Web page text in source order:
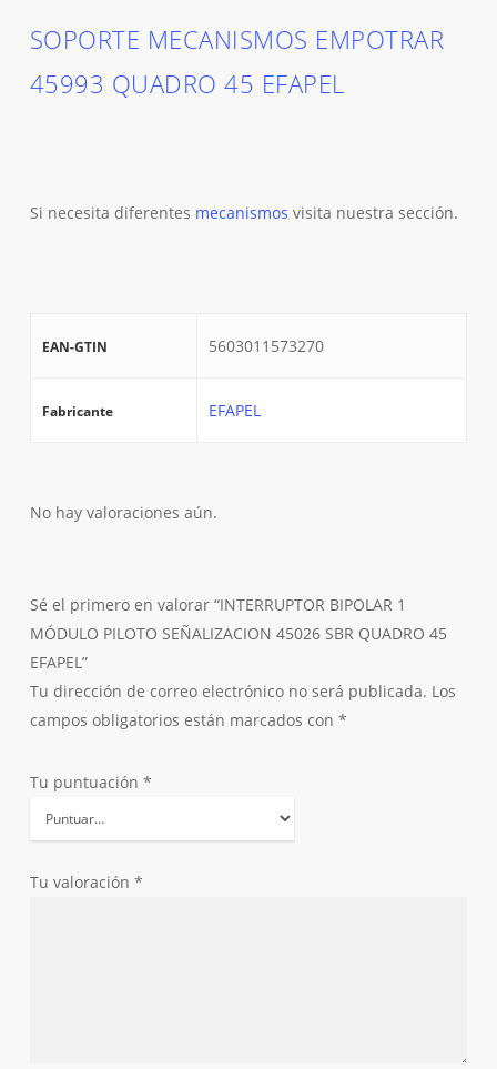
SOPORTE MECANISMOS EMPOTRAR
45993 QUADRO 45 EFAPEL
Si necesita diferentes mecanismos visita nuestra sección.
EAN-GTIN 5603011573270
Fabricante EFAPEL
No hay valoraciones aún.
Sé el primero en valorar “INTERRUPTOR BIPOLAR 1
MÓDULO PILOTO SEÑALIZACION 45026 SBR QUADRO 45
EFAPEL”
Tu dirección de correo electrónico no será publicada. Los
campos obligatorios están marcados con *
Tu puntuación *
Tu valoración *